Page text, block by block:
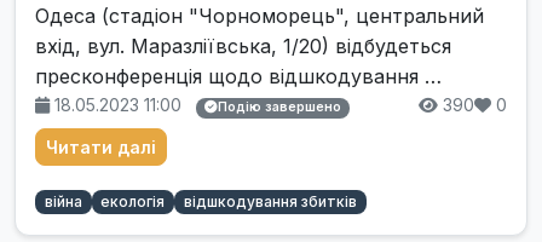
Одеса (стадіон "Чорноморець", центральний
вхід, вул. Маразліївська, 1/20) відбудеться
пресконференція щодо відшкодування …
18.05.2023 11:00 Подію завершено 390 0
Читати далі
війна екологія відшкодування збитків